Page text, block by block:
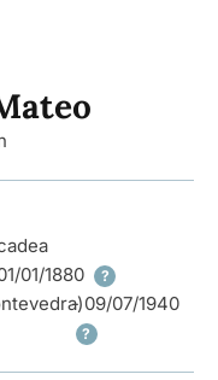
01/1880 ?
- 09/07/1940
?